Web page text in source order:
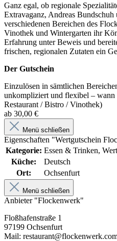
Ganz egal, ob regionale
Extravaganz, Andreas Bundschuh
verschiedenen Bereichen des
Vinothek und Wintergarten ihr
Erfahrung unter Beweis und
frischen, regionalen Zutaten ein
Der Gutschein
Einzulösen in sämtlichen
unkompliziert und flexibel – wann
Restaurant / Bistro / Vinothek)
ab 30,00 €
Menü schließen
Eigenschaften "Wertgutschein
Kategorie: Essen & Trinken,
Küche:
Deutsch
Ort:
Ochsenfurt
Menü schließen
Anbieter "Flockenwerk"
Floßhafenstraße 1
97199 Ochsenfurt
Mail: